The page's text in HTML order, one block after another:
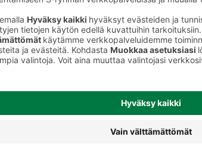
Yövoiteet